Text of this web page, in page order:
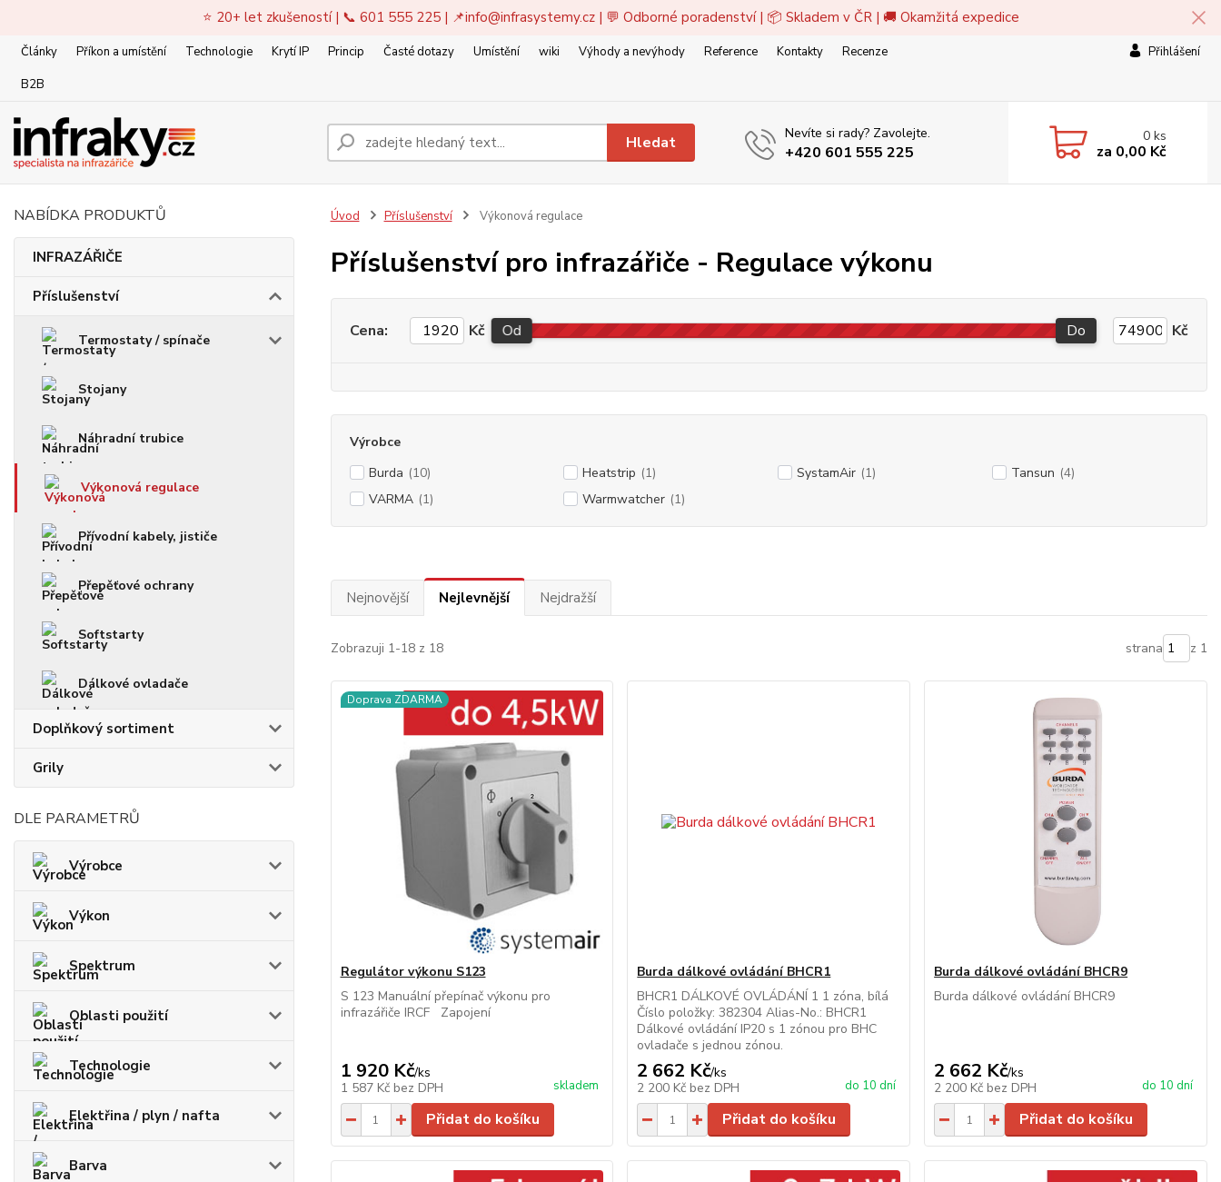
⭐ 20+ let zkušeností | 📞 601 555 225 | 📌info@infrasystemy.cz| 💬 Odborné poradenství | 📦 Skladem v ČR | 🚚 Okamžitá expedice
Články Příkon a umístění Technologie Krytí IP Princip Časté dotazy Umístění wiki Výhody a nevýhody Reference Kontakty
Recenze
B2B
Přihlášení
Hledat Nevíte si rady? Zavolejte.
+420 601 555 225
0 ks
za 0,00 Kč
NABÍDKA PRODUKTŮ
INFRAZÁŘIČE
Příslušenství
Termostaty / spínače
Stojany
Náhradní trubice
Výkonová regulace
Přívodní kabely, jističe
Přepěťové ochrany
Softstarty
Dálkové ovladače
Doplňkový sortiment
Grily
DLE PARAMETRŮ
Výrobce
Výkon
Spektrum
Oblasti použití
Technologie
Elektřina / plyn / nafta
Barva
Úvod Příslušenství Výkonová regulace
Příslušenství pro infrazářiče - Regulace výkonu
Cena: Kč Od Do Kč
Výrobce
Burda (10) Heatstrip (1) SystamAir (1) Tansun (4)
VARMA (1) Warmwatcher (1)
Nejnovější Nejlevnější Nejdražší
Zobrazuji 1-18 z 18 strana z 1
Doprava ZDARMA
Regulátor výkonu S123
S 123 Manuální přepínač výkonu pro
infrazářiče IRCF Zapojení
1 920 Kč/ks
1 587 Kč bez DPH skladem
Přidat do košíku
Burda dálkové ovládání BHCR1
BHCR1 DÁLKOVÉ OVLÁDÁNÍ 1 1 zóna, bílá
Číslo položky: 382304 Alias-No.: BHCR1
Dálkové ovládání IP20 s 1 zónou pro BHC
ovladače s jednou zónou.
2 662 Kč/ks
2 200 Kč bez DPH do 10 dní
Přidat do košíku
Burda dálkové ovládání BHCR9
Burda dálkové ovládání BHCR9
2 662 Kč/ks
2 200 Kč bez DPH do 10 dní
Přidat do košíku